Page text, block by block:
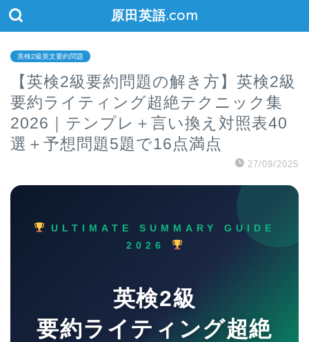
原田英語.com
英検2級英文要約問題
【英検2級要約問題の解き方】英検2級
要約ライティング超絶テクニック集
2026｜テンプレ＋言い換え対照表40
選＋予想問題5題で16点満点
27/09/2025
ULTIMATE SUMMARY GUIDE
2026
英検2級
要約ライティング超絶